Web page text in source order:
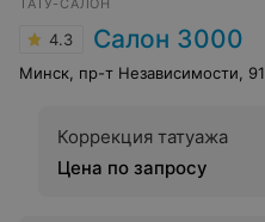
ТАТУ-САЛОН
4.3 Салон 3000
Минск, пр-т Независимости, 91
Коррекция татуажа
Цена по запросу